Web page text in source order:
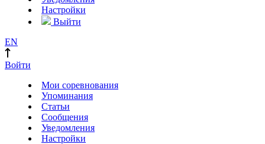
Настройки
Выйти
EN
Войти
Мои соревнования
Упоминания
Статьи
Сообщения
Уведомления
Настройки